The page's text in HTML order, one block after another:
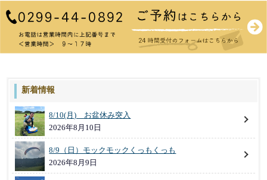
新着情報
8/10(月) お盆休み突入
2026年8月10日
8/9（日）モックモックくっもくっも
2026年8月9日